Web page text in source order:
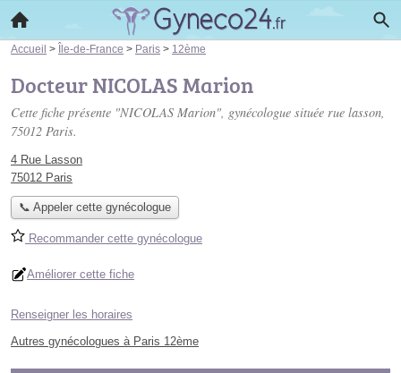
Accueil > Île-de-France > Paris > 12ème
Docteur NICOLAS Marion
Cette fiche présente "NICOLAS Marion", gynécologue située rue lasson,
75012 Paris.
4 Rue Lasson
75012 Paris
📞 Appeler cette gynécologue
Recommander cette gynécologue
Améliorer cette fiche
Renseigner les horaires
Autres gynécologues à Paris 12ème